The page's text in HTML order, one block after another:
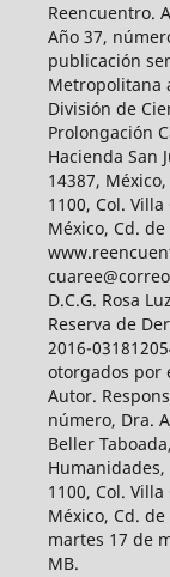
Reencuentro.
Año 37,
publicación
Metropolitana
División de
Prolongación
Hacienda San
14387,
1100, Col.
México, Cd.
D.C.G. Rosa
Reserva de
2016-
otorgados por
Autor.
número, Dra.
Beller
1100, Col.
México, Cd.
martes 17 de
MB.